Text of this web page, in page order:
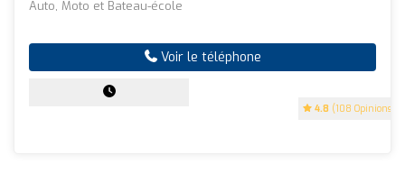
4.8 (108 Opinions)
Auto, Moto et Bateau-école
Voir le téléphone